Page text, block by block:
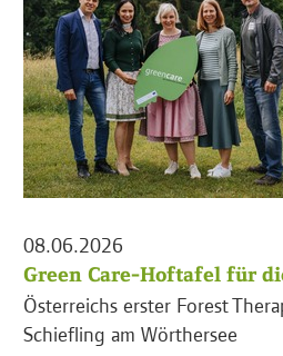
08.06.2026
Green Care-Hoftafel für
Österreichs erster Forest
Schiefling am Wörthersee